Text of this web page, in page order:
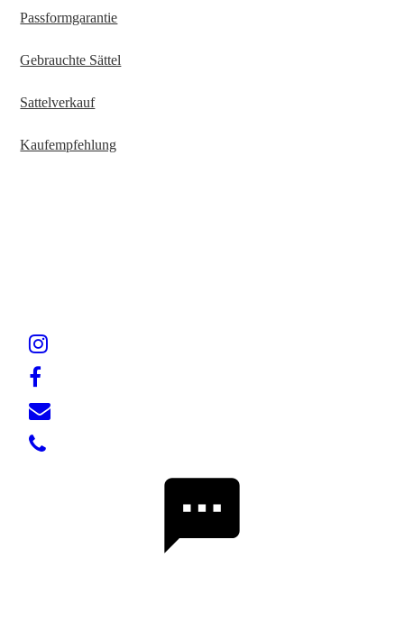
Passformgarantie
Gebrauchte Sättel
Sattelverkauf
Kaufempfehlung